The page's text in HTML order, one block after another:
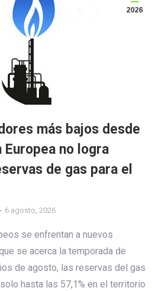
2026
más bajos desde
Europea no logra
de gas para el
6 agosto, 2026
se enfrentan a nuevos
se acerca la temporada de
de agosto, las reservas del gas
hasta las 57,1% en el territorio